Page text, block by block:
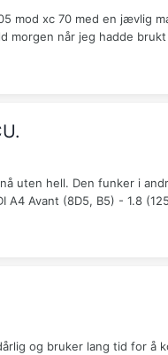
mod xc 70 med en jævlig
morgen når jeg hadde
uten hell. Den funker i
Avant (8D5, B5) - 1.8
og bruker lang tid for